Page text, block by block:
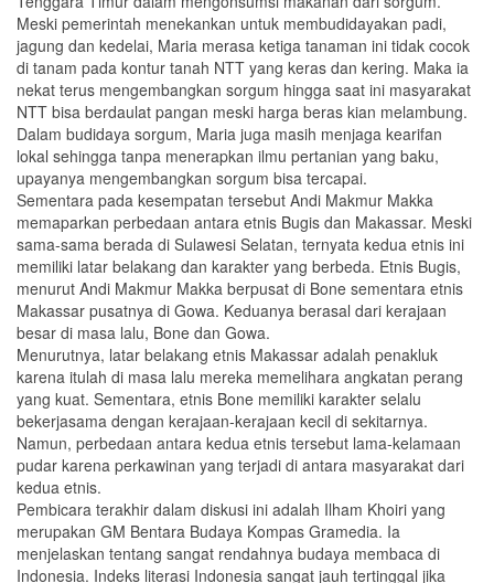
Meski pemerintah menekankan untuk membudidayakan padi,
jagung dan kedelai, Maria merasa ketiga tanaman ini tidak cocok
di tanam pada kontur tanah NTT yang keras dan kering. Maka ia
nekat terus mengembangkan sorgum hingga saat ini masyarakat
NTT bisa berdaulat pangan meski harga beras kian melambung.
Dalam budidaya sorgum, Maria juga masih menjaga kearifan
lokal sehingga tanpa menerapkan ilmu pertanian yang baku,
upayanya mengembangkan sorgum bisa tercapai.
Sementara pada kesempatan tersebut Andi Makmur Makka
memaparkan perbedaan antara etnis Bugis dan Makassar. Meski
sama-sama berada di Sulawesi Selatan, ternyata kedua etnis ini
memiliki latar belakang dan karakter yang berbeda. Etnis Bugis,
menurut Andi Makmur Makka berpusat di Bone sementara etnis
Makassar pusatnya di Gowa. Keduanya berasal dari kerajaan
besar di masa lalu, Bone dan Gowa.
Menurutnya, latar belakang etnis Makassar adalah penakluk
karena itulah di masa lalu mereka memelihara angkatan perang
yang kuat. Sementara, etnis Bone memiliki karakter selalu
bekerjasama dengan kerajaan-kerajaan kecil di sekitarnya.
Namun, perbedaan antara kedua etnis tersebut lama-kelamaan
pudar karena perkawinan yang terjadi di antara masyarakat dari
kedua etnis.
Pembicara terakhir dalam diskusi ini adalah Ilham Khoiri yang
merupakan GM Bentara Budaya Kompas Gramedia. Ia
menjelaskan tentang sangat rendahnya budaya membaca di
Indonesia. Indeks literasi Indonesia sangat jauh tertinggal jika